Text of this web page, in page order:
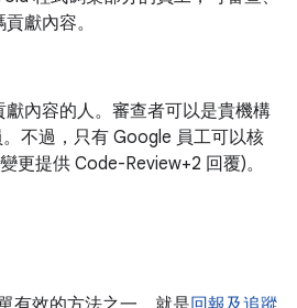
獻內容。
內容的人。審查者可以是貴機構
不過，只有 Google 員工可以核
更提供 Code-Review+2 回覆)。